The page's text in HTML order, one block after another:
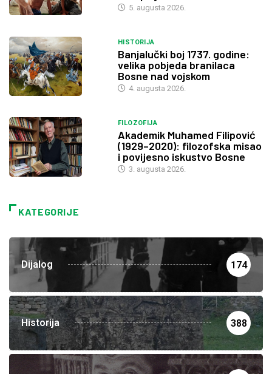
5. augusta 2026.
HISTORIJA
Banjalučki boj 1737. godine:
velika pobjeda branilaca
Bosne nad vojskom
4. augusta 2026.
FILOZOFIJA
Akademik Muhamed Filipović
(1929–2020): filozofska misao
i povijesno iskustvo Bosne
3. augusta 2026.
KATEGORIJE
Dijalog 174
Historija 388